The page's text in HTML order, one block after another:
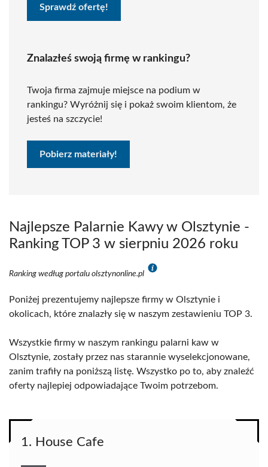
Sprawdź ofertę!
Znalazłeś swoją firmę w rankingu?
Twoja firma zajmuje miejsce na podium w
rankingu? Wyróżnij się i pokaż swoim klientom, że
jesteś na szczycie!
Pobierz materiały!
Najlepsze Palarnie Kawy w Olsztynie -
Ranking TOP 3 w sierpniu 2026 roku
Ranking według portalu olsztynonline.pl
Poniżej prezentujemy najlepsze firmy w Olsztynie i
okolicach, które znalazły się w naszym zestawieniu TOP 3.
Wszystkie firmy w naszym rankingu palarni kaw w
Olsztynie, zostały przez nas starannie wyselekcjonowane,
zanim trafiły na poniższą listę. Wszystko po to, aby znaleźć
oferty najlepiej odpowiadające Twoim potrzebom.
1. House Cafe